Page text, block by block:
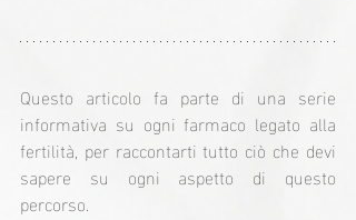
Questo articolo fa parte di una serie
informativa su ogni farmaco legato alla
fertilità, per raccontarti tutto ciò che devi
sapere su ogni aspetto di questo
percorso.